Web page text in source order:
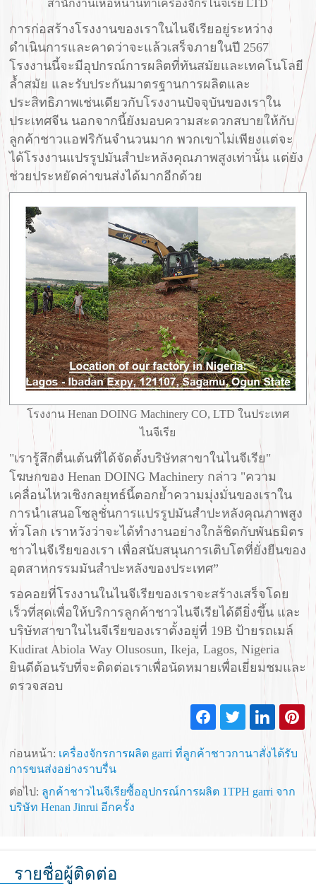
สำนักงานเหอหนานทำเครื่องจักรไนจีเรีย LTD
การก่อสร้างโรงงานของเราในไนจีเรียอยู่ระหว่าง
ดำเนินการและคาดว่าจะแล้วเสร็จภายในปี 2567
โรงงานนี้จะมีอุปกรณ์การผลิตที่ทันสมัยและเทคโนโลยี
ล้ำสมัย และรับประกันมาตรฐานการผลิตและ
ประสิทธิภาพเช่นเดียวกับโรงงานปัจจุบันของเราใน
ประเทศจีน นอกจากนี้ยังมอบความสะดวกสบายให้กับ
ลูกค้าชาวแอฟริกันจำนวนมาก พวกเขาไม่เพียงแต่จะ
ได้โรงงานแปรรูปมันสำปะหลังคุณภาพสูงเท่านั้น แต่ยัง
ช่วยประหยัดค่าขนส่งได้มากอีกด้วย
โรงงาน Henan DOING Machinery CO, LTD ในประเทศ
ไนจีเรีย
"เรารู้สึกตื่นเต้นที่ได้จัดตั้งบริษัทสาขาในไนจีเรีย"
โฆษกของ Henan DOING Machinery กล่าว "ความ
เคลื่อนไหวเชิงกลยุทธ์นี้ตอกย้ำความมุ่งมั่นของเราใน
การนำเสนอโซลูชั่นการแปรรูปมันสำปะหลังคุณภาพสูง
ทั่วโลก เราหวังว่าจะได้ทำงานอย่างใกล้ชิดกับพันธมิตร
ชาวไนจีเรียของเรา เพื่อสนับสนุนการเติบโตที่ยั่งยืนของ
อุตสาหกรรมมันสำปะหลังของประเทศ”
รอคอยที่โรงงานในไนจีเรียของเราจะสร้างเสร็จโดย
เร็วที่สุดเพื่อให้บริการลูกค้าชาวไนจีเรียได้ดียิ่งขึ้น และ
บริษัทสาขาในไนจีเรียของเราตั้งอยู่ที่ 19B ป้ายรถเมล์
Kudirat Abiola Way Olusosun, Ikeja, Lagos, Nigeria
ยินดีต้อนรับที่จะติดต่อเราเพื่อนัดหมายเพื่อเยี่ยมชมและ
ตรวจสอบ
ก่อนหน้า: เครื่องจักรการผลิต garri ที่ลูกค้าชาวกานาสั่งได้รับ
การขนส่งอย่างราบรื่น
ต่อไป: ลูกค้าชาวไนจีเรียซื้ออุปกรณ์การผลิต 1TPH garri จาก
บริษัท Henan Jinrui อีกครั้ง
รายชื่อผู้ติดต่อ